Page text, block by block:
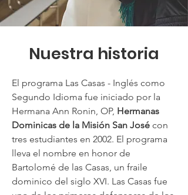
Nuestra historia
El programa Las Casas - Inglés como
Segundo Idioma fue iniciado por la
Hermana Ann Ronin, OP, Hermanas
Dominicas de la Misión San José con
tres estudiantes en 2002. El programa
lleva el nombre en honor de
Bartolomé de las Casas, un fraile
dominico del siglo XVI. Las Casas fue